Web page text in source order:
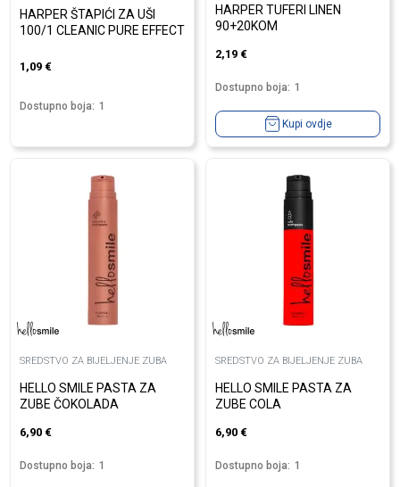
HARPER ŠTAPIĆI ZA UŠI
100/1 CLEANIC PURE EFFECT
1,09 €
Dostupno boja: 1
HARPER TUFERI LINEN
90+20KOM
2,19 €
Dostupno boja: 1
Kupi ovdje
SREDSTVO ZA BIJELJENJE ZUBA
HELLO SMILE PASTA ZA
ZUBE ČOKOLADA
6,90 €
Dostupno boja: 1
SREDSTVO ZA BIJELJENJE ZUBA
HELLO SMILE PASTA ZA
ZUBE COLA
6,90 €
Dostupno boja: 1